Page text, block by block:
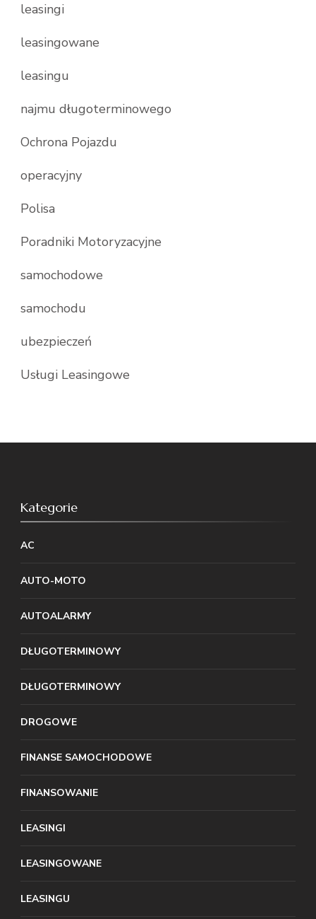
leasingi
leasingowane
leasingu
najmu długoterminowego
Ochrona Pojazdu
operacyjny
Polisa
Poradniki Motoryzacyjne
samochodowe
samochodu
ubezpieczeń
Usługi Leasingowe
Kategorie
AC
AUTO-MOTO
AUTOALARMY
DŁUGOTERMINOWY
DŁUGOTERMINOWY
DROGOWE
FINANSE SAMOCHODOWE
FINANSOWANIE
LEASINGI
LEASINGOWANE
LEASINGU